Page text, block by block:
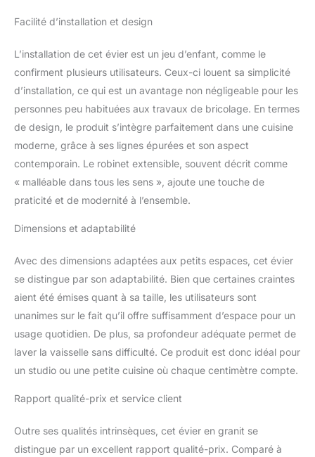
ustensiles volumineux. Il
effort une plaque à
pâtisserie, ainsi que de
grands casseroles et
plats à four. La cuve
spacieuse du modèle
Ryga 40 est idéale pour
toutes les cuisines,
offrant un maximum de
capacité.
CONCEPTION MODERNE
– Les bords fins de 20
surface de l’évier ainsi
que de ses alentours.
Une fabrication précise
et des détails soignés
font que l’évier s'intègre
parfaitement dans les
intérieurs modernes,
alliant esthétique et
fonctionnalité, et
s'adaptant à tout type de
FLEXIBILITÉ DE
CONCEPTION – L’évier
est équipé d’un trou
Facilité d’installation et design
L’installation de cet évier est un jeu d’enfant, comme le
confirment plusieurs utilisateurs. Ceux-ci louent sa simplicité
d’installation, ce qui est un avantage non négligeable pour les
personnes peu habituées aux travaux de bricolage. En termes
de design, le produit s’intègre parfaitement dans une cuisine
moderne, grâce à ses lignes épurées et son aspect
contemporain. Le robinet extensible, souvent décrit comme
« malléable dans tous les sens », ajoute une touche de
praticité et de modernité à l’ensemble.
Dimensions et adaptabilité
Avec des dimensions adaptées aux petits espaces, cet évier
se distingue par son adaptabilité. Bien que certaines craintes
aient été émises quant à sa taille, les utilisateurs sont
unanimes sur le fait qu’il offre suffisamment d’espace pour un
usage quotidien. De plus, sa profondeur adéquate permet de
laver la vaisselle sans difficulté. Ce produit est donc idéal pour
un studio ou une petite cuisine où chaque centimètre compte.
Rapport qualité-prix et service client
Outre ses qualités intrinsèques, cet évier en granit se
distingue par un excellent rapport qualité-prix. Comparé à